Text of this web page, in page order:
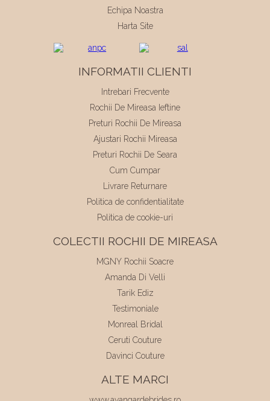
Echipa Noastra
Harta Site
INFORMATII CLIENTI
Intrebari Frecvente
Rochii De Mireasa Ieftine
Preturi Rochii De Mireasa
Ajustari Rochii Mireasa
Preturi Rochii De Seara
Cum Cumpar
Livrare Returnare
Politica de confidentialitate
Politica de cookie-uri
COLECTII ROCHII DE MIREASA
MGNY Rochii Soacre
Amanda Di Velli
Tarik Ediz
Testimoniale
Monreal Bridal
Ceruti Couture
Davinci Couture
ALTE MARCI